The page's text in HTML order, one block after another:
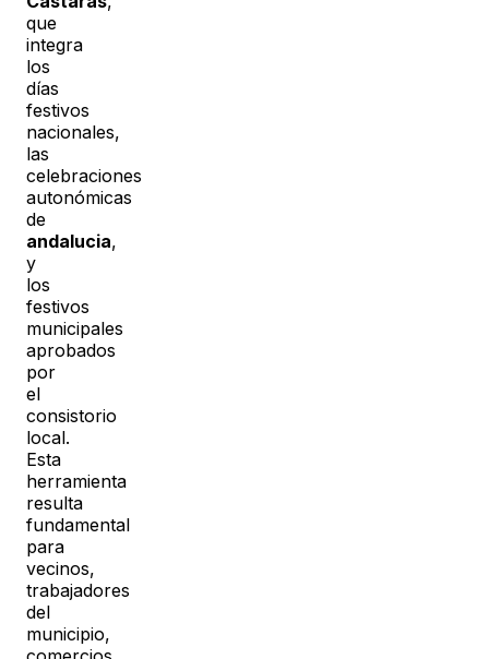
que
integra
los
días
festivos
nacionales,
las
celebraciones
autonómicas
de
andalucia,
y
los
festivos
municipales
aprobados
por
el
consistorio
local.
Esta
herramienta
resulta
fundamental
para
vecinos,
trabajadores
del
municipio,